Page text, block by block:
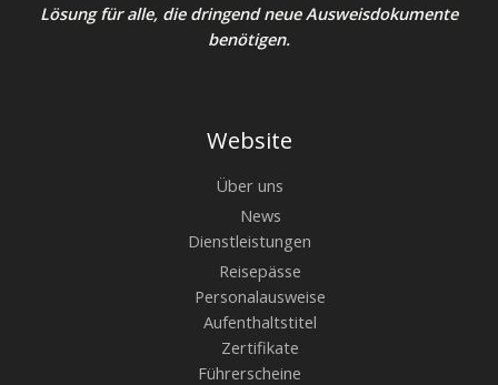
Lösung für alle, die dringend neue Ausweisdokumente
benötigen.
Website
Über uns
News
Dienstleistungen
Reisepässe
Personalausweise
Aufenthaltstitel
Zertifikate
Führerscheine